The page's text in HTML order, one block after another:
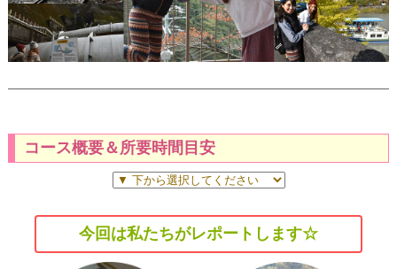
コース概要＆所要時間目安
今回は私たちがレポートします☆